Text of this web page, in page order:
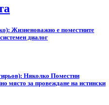
Жизненоважно е поместните
диалог
Няколко Поместни
място за провеждане на истински